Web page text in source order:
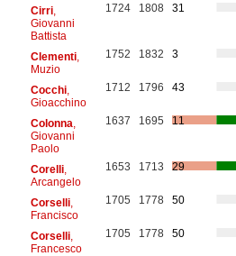
Cirri,
Giovanni
Battista
1724 1808 31
Clementi,
Muzio
1752 1832 3
Cocchi,
Gioacchino
1712 1796 43
Colonna
Giovanni
Paolo
1637 1695 11
Corelli,
Arcangelo
1653 1713 29
Corselli,
Francisco
1705 1778 50
Corselli,
Francesco
1705 1778 50